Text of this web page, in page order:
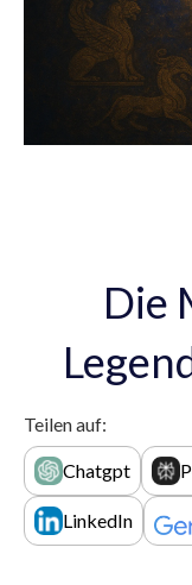
Die
Teilen auf:
Chatgpt
LinkedIn